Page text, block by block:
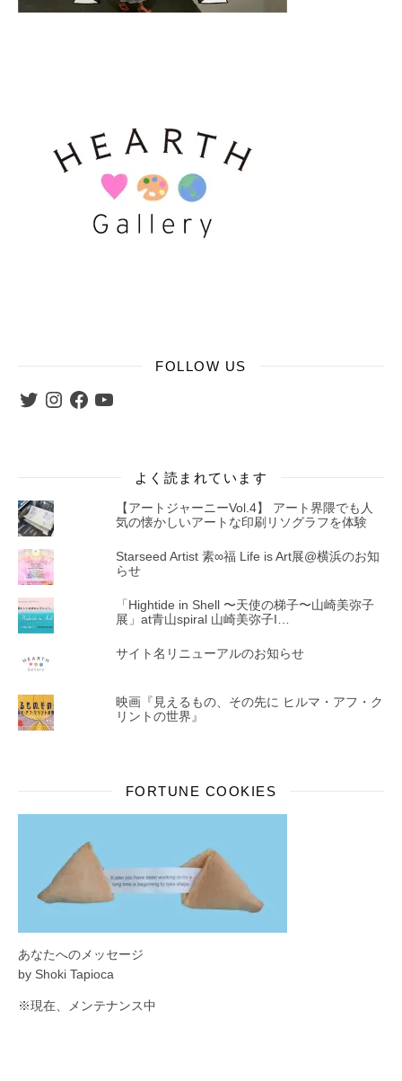
FOLLOW US
TwitterInstagram
FacebookYouTube
よく読まれています
【アートジャーニーVol.4】 アート界隈でも人
気の懐かしいアートな印刷リソグラフを体験
Starseed Artist 素∞福 Life is Art展@横浜のお知
らせ
「Hightide in Shell 〜天使の梯子〜山崎美弥子
展」at青山spiral 山崎美弥子I…
サイト名リニューアルのお知らせ
映画『見えるもの、その先に ヒルマ・アフ・ク
リントの世界』
FORTUNE COOKIES
あなたへのメッセージ
by Shoki Tapioca
※現在、メンテナンス中